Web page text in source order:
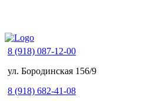
8 (918) 087-12-00
ул. Бородинская 156/9
8 (918) 682-41-08